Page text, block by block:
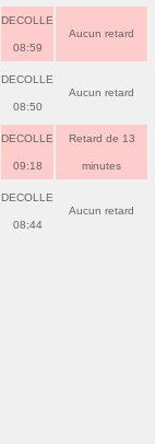
DECOLLE
08:59
Aucun retard
DECOLLE
08:50
Aucun retard
DECOLLE
09:18
Retard de 13
minutes
DECOLLE
08:44
Aucun retard